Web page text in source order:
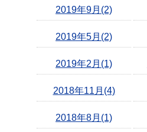
2019年9月(2)
2019年5月(2)
2019年2月(1)
2018年11月(4)
2018年8月(1)